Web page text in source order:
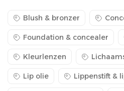
Blush & bronzer
Foundation & concealer
Kleurlenzen
Lip olie Lippenstift &